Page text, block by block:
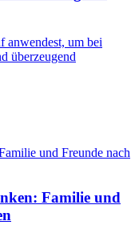
anwendest, um bei
überzeugend
Familie und